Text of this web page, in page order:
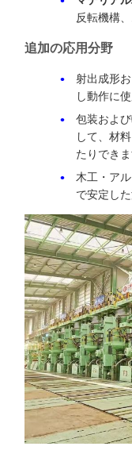
反転機構
追加の応用分野
射出成形
し動作に
包装およ
して、材
たりできま
木工・ア
で安定し